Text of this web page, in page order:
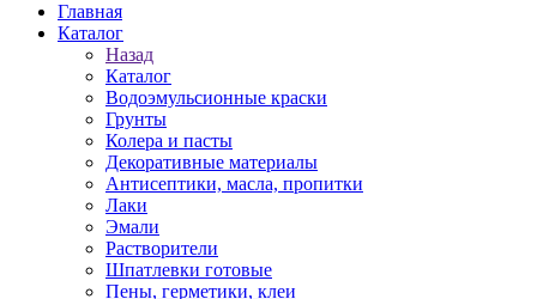
Главная
Каталог
Назад
Каталог
Водоэмульсионные краски
Грунты
Колера и пасты
Декоративные материалы
Антисептики, масла, пропитки
Лаки
Эмали
Растворители
Шпатлевки готовые
Пены, герметики, клеи